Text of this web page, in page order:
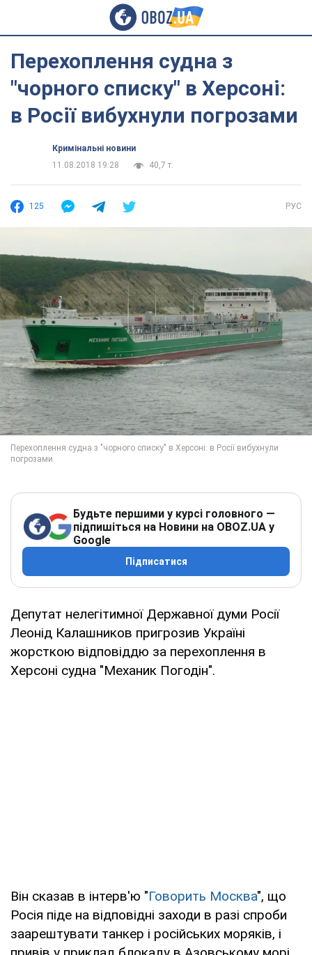
Перехоплення судна з
"чорного списку" в Херсоні:
в Росії вибухнули погрозами
Кримінальні новини
11.08.2018 19:28
40,7 т.
125 РУС
Будьте першими у курсі головного —
підпишіться на Новини на OBOZ.UA у
Google
Підписатися
Депутат нелегітимної Державної думи Росії
Леонід Калашников пригрозив Україні
жорсткою відповіддю за перехоплення в
Херсоні судна "Механик Погодін".
Він сказав в інтерв'ю "Говорить Москва", що
Росія піде на відповідні заходи в разі спроби
заарештувати танкер і російських моряків, і